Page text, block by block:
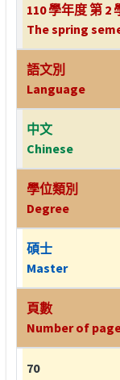
110 學年度 第 2
The spring
語文別
Language
中文
Chinese
學位類別
Degree
碩士
Master
頁數
Number of
70